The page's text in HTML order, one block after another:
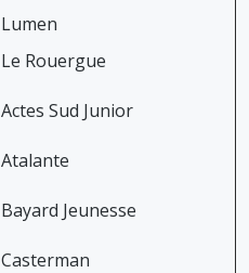
Lumen
Le Rouergue
Actes Sud Junior
Atalante
Bayard Jeunesse
Casterman